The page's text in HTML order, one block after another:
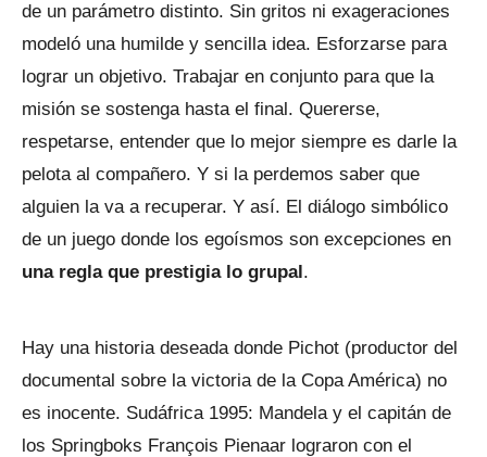
de un parámetro distinto. Sin gritos ni exageraciones
modeló una humilde y sencilla idea. Esforzarse para
lograr un objetivo. Trabajar en conjunto para que la
misión se sostenga hasta el final. Quererse,
respetarse, entender que lo mejor siempre es darle la
pelota al compañero. Y si la perdemos saber que
alguien la va a recuperar. Y así. El diálogo simbólico
de un juego donde los egoísmos son excepciones en
una regla que prestigia lo grupal.
Hay una historia deseada donde Pichot (productor del
documental sobre la victoria de la Copa América) no
es inocente. Sudáfrica 1995: Mandela y el capitán de
los Springboks François Pienaar lograron con el